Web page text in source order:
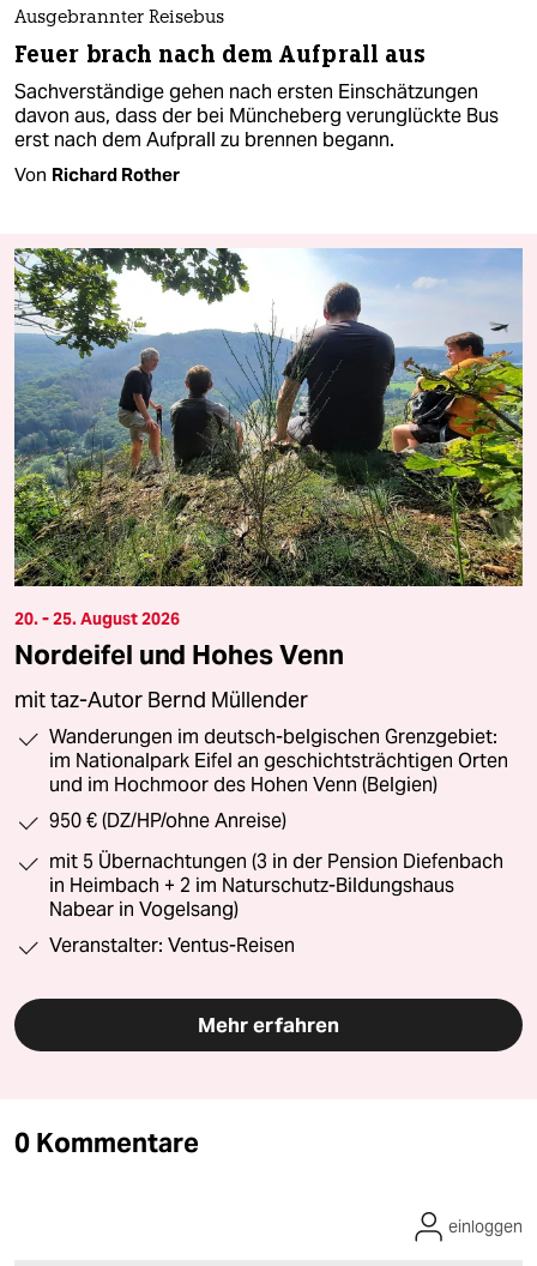
Ausgebrannter Reisebus
Feuer brach nach dem Aufprall aus
Sachverständige gehen nach ersten Einschätzungen
davon aus, dass der bei Müncheberg verunglückte Bus
erst nach dem Aufprall zu brennen begann.
Von Richard Rother
20. - 25. August 2026
Nordeifel und Hohes Venn
mit taz-Autor Bernd Müllender
Wanderungen im deutsch-belgischen Grenzgebiet:
im Nationalpark Eifel an geschichtsträchtigen Orten
und im Hochmoor des Hohen Venn (Belgien)
950 € (DZ/HP/ohne Anreise)
mit 5 Übernachtungen (3 in der Pension Diefenbach
in Heimbach + 2 im Naturschutz-Bildungshaus
Nabear in Vogelsang)
Veranstalter: Ventus-Reisen
Mehr erfahren
0 Kommentare
einloggen